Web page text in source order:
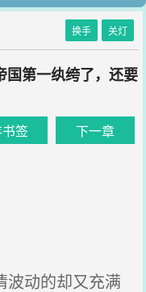
换手 关灯
国第一纨绔了，还要
签 下一章
动的却又充满